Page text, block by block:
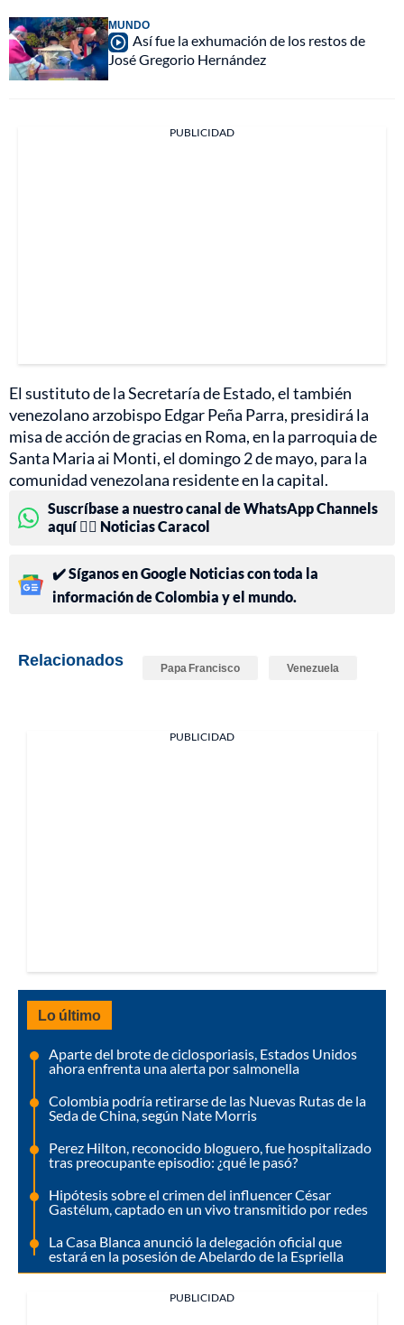
MUNDO
Así fue la exhumación de los restos de
José Gregorio Hernández
PUBLICIDAD
El sustituto de la Secretaría de Estado, el también
venezolano arzobispo Edgar Peña Parra, presidirá la
misa de acción de gracias en Roma, en la parroquia de
Santa Maria ai Monti, el domingo 2 de mayo, para la
comunidad venezolana residente en la capital.
Suscríbase a nuestro canal de WhatsApp Channels
aquí 👉🏻 Noticias Caracol
✔️ Síganos en Google Noticias con toda la
información de Colombia y el mundo.
Relacionados Papa Francisco Venezuela
PUBLICIDAD
Lo último
Aparte del brote de ciclosporiasis, Estados Unidos
ahora enfrenta una alerta por salmonella
Colombia podría retirarse de las Nuevas Rutas de la
Seda de China, según Nate Morris
Perez Hilton, reconocido bloguero, fue hospitalizado
tras preocupante episodio: ¿qué le pasó?
Hipótesis sobre el crimen del influencer César
Gastélum, captado en un vivo transmitido por redes
La Casa Blanca anunció la delegación oficial que
estará en la posesión de Abelardo de la Espriella
PUBLICIDAD